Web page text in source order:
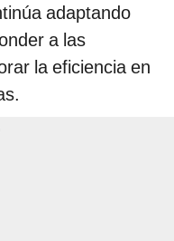
adaptando
a las
la eficiencia en